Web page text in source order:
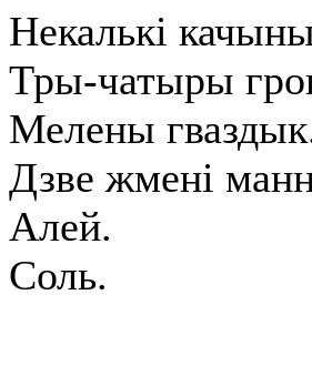
Некалькі
Тры-чатыры
Мелены
Дзве жмені
Алей.
Соль.